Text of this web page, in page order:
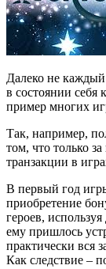
Далеко не каждый
в состоянии себя
пример многих
Так, например,
том, что только
транзакции в
В первый год
приобретение
героев,
ему пришлось
практически вся
Как следствие –